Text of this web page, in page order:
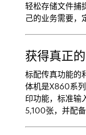
轻松存储文件捕
己的业务需要，
获得真正
标配传真功能的
体机是X860系
印功能，标准输
5,100张，并配